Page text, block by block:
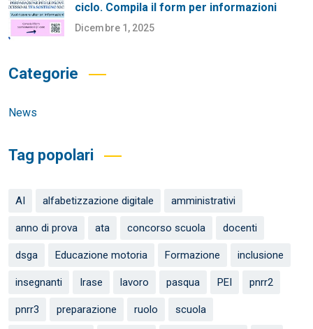
ciclo. Compila il form per informazioni
Dicembre 1, 2025
Categorie
News
Tag popolari
AI alfabetizzazione digitale amministrativi
anno di prova ata concorso scuola docenti
dsga Educazione motoria Formazione inclusione
insegnanti Irase lavoro pasqua PEI pnrr2
pnrr3 preparazione ruolo scuola